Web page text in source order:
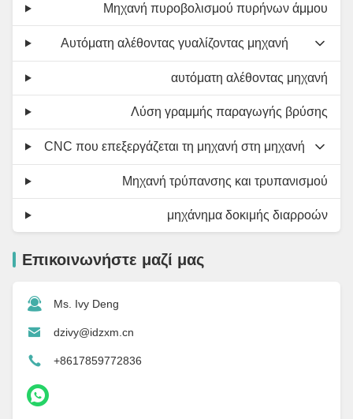
Μηχανή πυροβολισμού πυρήνων άμμου
Αυτόματη αλέθοντας γυαλίζοντας μηχανή
αυτόματη αλέθοντας μηχανή
Λύση γραμμής παραγωγής βρύσης
CNC που επεξεργάζεται τη μηχανή στη μηχανή
Μηχανή τρύπανσης και τρυπανισμού
μηχάνημα δοκιμής διαρροών
Επικοινωνήστε μαζί μας
Ms. Ivy Deng
dzivy@idzxm.cn
+8617859772836